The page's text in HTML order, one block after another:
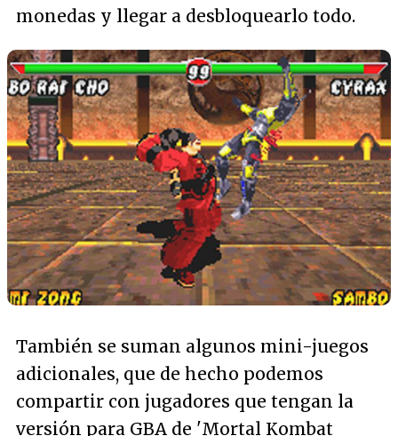
monedas y llegar a desbloquearlo todo.
También se suman algunos mini-juegos
adicionales, que de hecho podemos
compartir con jugadores que tengan la
versión para GBA de 'Mortal Kombat